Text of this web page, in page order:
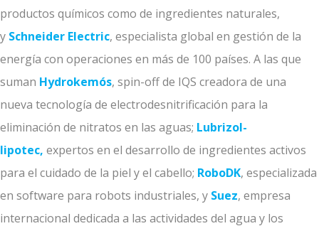
productos químicos como de ingredientes naturales,
y Schneider Electric, especialista global en gestión de la
energía con operaciones en más de 100 países. A las que
suman Hydrokemós, spin-off de IQS creadora de una
nueva tecnología de electrodesnitrificación para la
eliminación de nitratos en las aguas; Lubrizol-
lipotec, expertos en el desarrollo de ingredientes activos
para el cuidado de la piel y el cabello; RoboDK, especializada
en software para robots industriales, y Suez, empresa
internacional dedicada a las actividades del agua y los